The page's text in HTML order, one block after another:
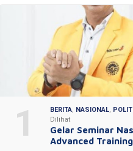
1 BERITA NASIONAL
Dilihat
Gelar Seminar
Advanced